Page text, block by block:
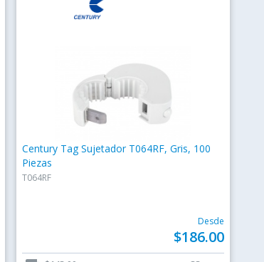
Century Tag Sujetador T064RF, Gris, 100
Piezas
T064RF
Desde
$186.00